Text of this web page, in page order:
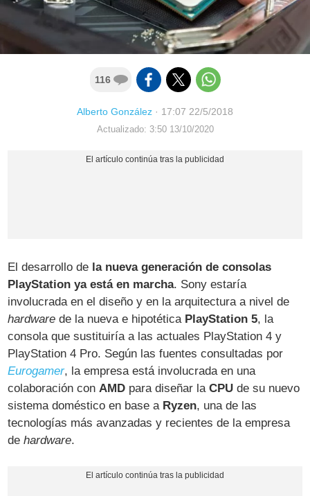
116
Alberto González · 17:07 22/5/2018
Actualizado: 3:50 13/10/2020
El desarrollo de la nueva generación de consolas
PlayStation ya está en marcha. Sony estaría
involucrada en el diseño y en la arquitectura a nivel de
hardware de la nueva e hipotética PlayStation 5, la
consola que sustituiría a las actuales PlayStation 4 y
PlayStation 4 Pro. Según las fuentes consultadas por
Eurogamer, la empresa está involucrada en una
colaboración conAMD para diseñar laCPU de su nuevo
sistema doméstico en base a Ryzen, una de las
tecnologías más avanzadas y recientes de la empresa
dehardware.